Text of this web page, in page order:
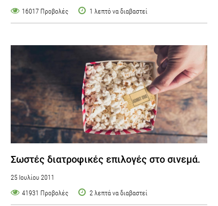
16017 Προβολές
1 λεπτό να διαβαστεί
Σωστές διατροφικές επιλογές στο σινεμά.
25 Ιουλίου 2011
41931 Προβολές
2 λεπτά να διαβαστεί